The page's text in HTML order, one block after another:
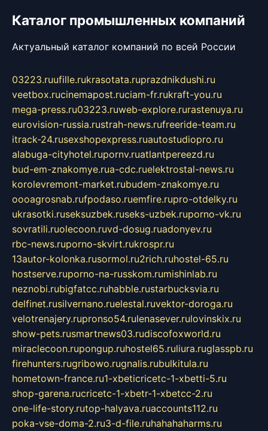
Каталог промышленных компаний
Актуальный каталог компаний по всей России
03223.ruufille.rukrasotata.ruprazdnikdushi.ru
veetbox.rucinemapost.ruciam-fr.rukraft-you.ru
mega-press.ru03223.ruweb-explore.rurastenuya.ru
eurovision-russia.rustrah-news.rufreeride-team.ru
itrack-24.rusexshopexpress.ruautostudiopro.ru
alabuga-cityhotel.rupornv.ruatlantpereezd.ru
bud-em-znakomye.rua-cdc.ruelektrostal-news.ru
korolevremont-market.rubudem-znakomye.ru
oooagrosnab.rufpodaso.ruemfire.rupro-otdelky.ru
ukrasotki.ruseksuzbek.ruseks-uzbek.ruporno-vk.ru
sovratili.ruolecoon.ruvd-dosug.ruadonyev.ru
rbc-news.ruporno-skvirt.rukrospr.ru
13autor-kolonka.rusormol.ru2rich.ruhostel-65.ru
hostserve.ruporno-na-russkom.rumishinlab.ru
neznobi.rubigfatcc.ruhabble.rustarbucksvia.ru
delfinet.rusilvernano.ruelestal.ruvektor-doroga.ru
velotrenajery.rupronso54.rulenasever.rulovinskix.ru
show-pets.rusmartnews03.rudiscofoxworld.ru
miraclecoon.rupongup.ruhostel65.ruliura.ruglasspb.ru
firehunters.rugribowo.rugnalis.rubulkitula.ru
hometown-france.ru1-xbeticricetc-1-xbetti-5.ru
shop-garena.rucricetc-1-xbetr-1-xbetcc-2.ru
one-life-story.rutop-halyava.ruaccounts112.ru
poka-vse-doma-2.ru3-d-file.ruhahahaharms.ru